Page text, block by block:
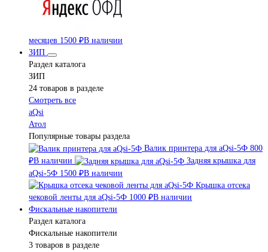
месяцев 1500 ₽В наличии
ЗИП
Раздел каталога
ЗИП
24 товаров в разделе
Смотреть все
aQsi
Атол
Популярные товары раздела
Валик принтера для aQsi-5Ф 800
₽В наличии
Задняя крышка для
aQsi-5Ф 1500 ₽В наличии
Крышка отсека
чековой ленты для aQsi-5Ф 1000 ₽В наличии
Фискальные накопители
Раздел каталога
Фискальные накопители
3 товаров в разделе